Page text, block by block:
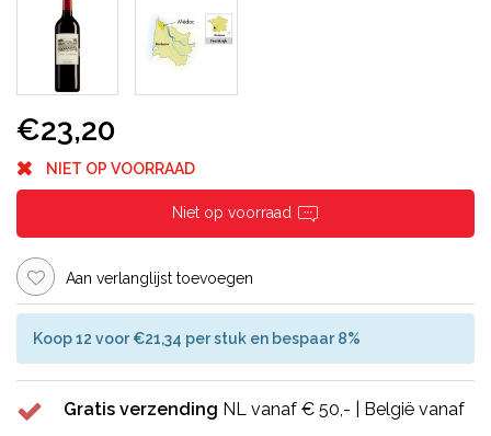
€23,20
NIET OP VOORRAAD
Niet op voorraad
Aan verlanglijst toevoegen
Koop 12 voor €21,34 per stuk en bespaar 8%
Gratis verzending NL vanaf € 50,- | België vanaf